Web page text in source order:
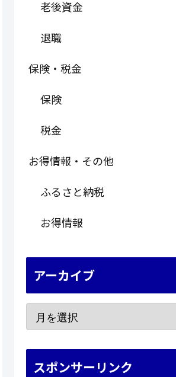
老後資金
退職
保険・税金
保険
税金
お得情報・その他
ふるさと納税
お得情報
アーカイブ
スポンサーリンク